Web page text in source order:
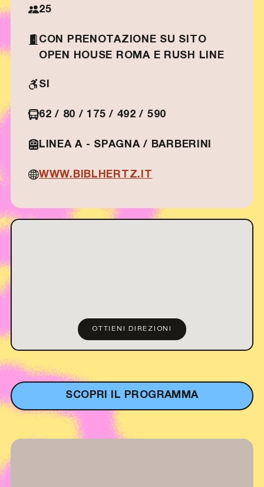
25
CON PRENOTAZIONE SU SITO
OPEN HOUSE ROMA E RUSH LINE
SI
62 / 80 / 175 / 492 / 590
LINEA A - SPAGNA / BARBERINI
WWW.BIBLHERTZ.IT
OTTIENI DIREZIONI
SCOPRI IL PROGRAMMA